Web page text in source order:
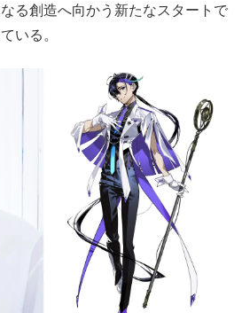
る創造へ向かう新たなスタートで
いる。